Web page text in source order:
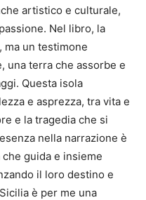
artistico e culturale,
Nel libro, la
ma un testimone
una terra che assorbe e
Questa isola
e asprezza, tra vita e
e la tragedia che si
nella narrazione è
guida e insieme
il loro destino e
è per me una